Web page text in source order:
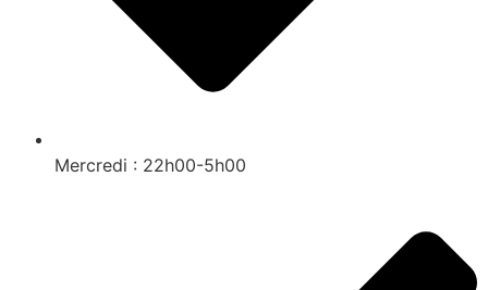
Mercredi : 22h00-5h00